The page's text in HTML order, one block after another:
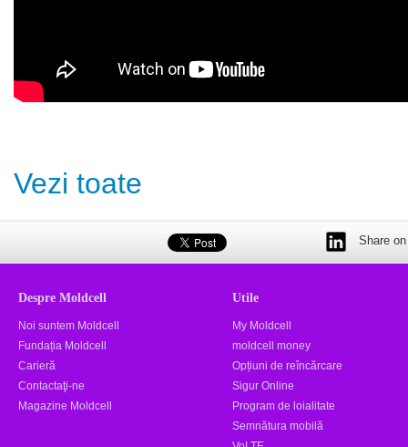
Vezi toate
Share
Despre Moldcell
Noi suntem Moldcell
Fundația Moldcell
Carieră
Contactaţi-ne
Magazine Moldcell
Utile
My Moldcell
moldcell money
Opțiuni de reîncărcare
Sigur Online
Program de loialitate
Semnătura mobilă